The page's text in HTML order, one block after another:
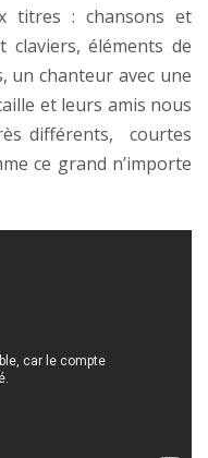
titres : chansons et
claviers, éléments de
un chanteur avec une
et leurs amis nous
différents, courtes
ce grand n’importe